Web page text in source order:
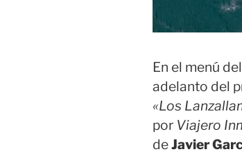
En el menú
adelanto del
«Los
por Viajero
deJavier